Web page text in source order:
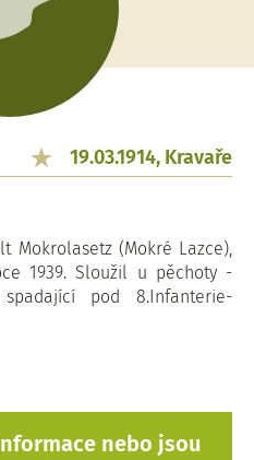
19.03.1914, Kravaře
Mokrolasetz (Mokré Lazce),
1939. Sloužil u pěchoty -
pod 8.Infanterie-
nebo jsou